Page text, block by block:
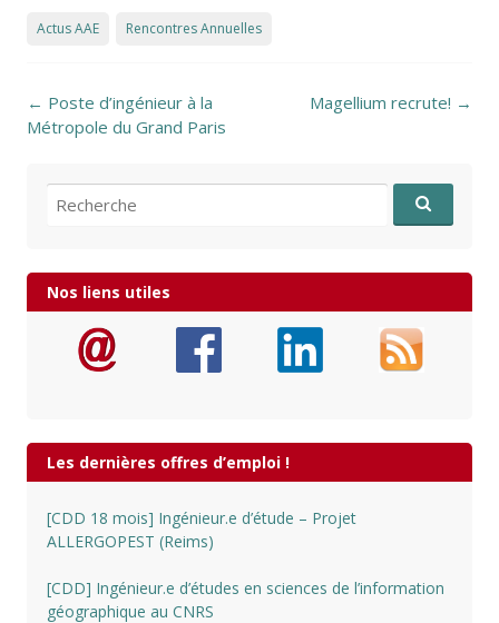
Actus AAE Rencontres Annuelles
Post navigation
← Poste d’ingénieur à la
Métropole du Grand Paris
Magellium recrute! →
Recherche pour:
Nos liens utiles
Les dernières offres d’emploi !
[CDD 18 mois] Ingénieur.e d’étude – Projet
ALLERGOPEST (Reims)
[CDD] Ingénieur.e d’études en sciences de l’information
géographique au CNRS